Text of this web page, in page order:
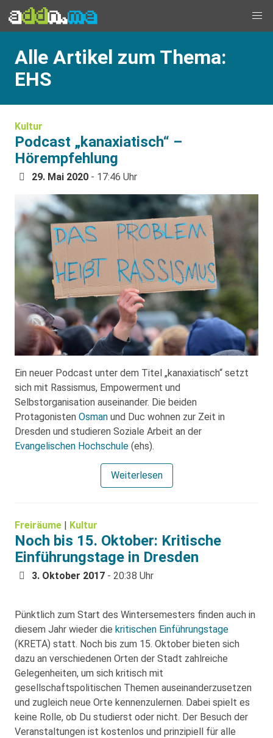
Alle Artikel zum Thema:
EHS
Kultur
Podcast „kanaxiatisch“ –
Hörempfehlung
29. Mai 2020 - 17:46 Uhr
Ein neuer Podcast unter dem Titel „kanaxiatisch“ setzt
sich mit Rassismus, Empowerment und
Selbstorganisation auseinander. Die beiden
Protagonisten Osman und Duc wohnen zur Zeit in
Dresden und studieren Soziale Arbeit an der
Evangelischen Hochschule (ehs).
Weiterlesen
Freiräume | Kultur
Noch bis 15. Oktober: Kritische
Einführungstage in Dresden
3. Oktober 2017 - 20:38 Uhr
Pünktlich zum Start des Wintersemesters finden auch in
diesem Jahr wieder die kritischen Einführungstage
(KRETA) statt. Noch bis zum 15. Oktober bieten sich
dazu an verschiedenen Orten der Stadt zahlreiche
Gelegenheiten, um sich kritisch mit
gesellschaftspolitischen Themen auseinanderzusetzen
und zugleich neue Orte kennenzulernen. Dabei spielt es
keine Rolle, ob Du studierst oder nicht. Der Besuch der
Veranstaltungen ist kostenlos und prinzipiell für alle